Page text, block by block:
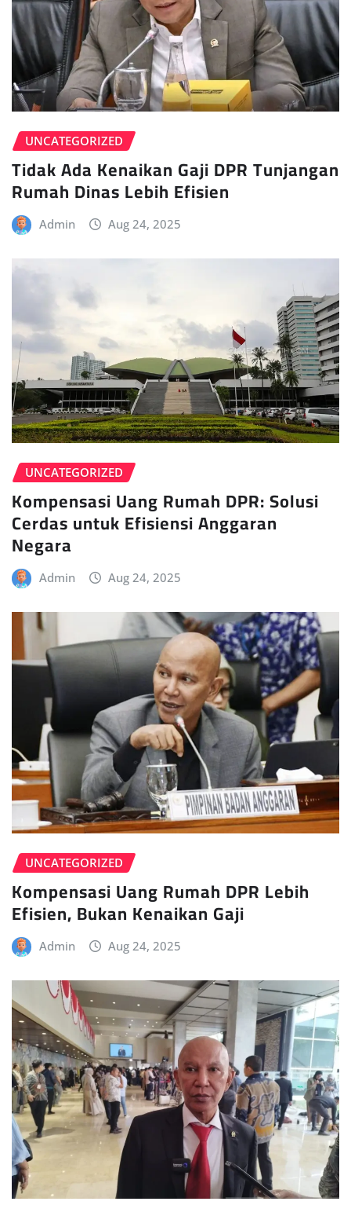
UNCATEGORIZED
Tidak Ada Kenaikan Gaji DPR Tunjangan
Rumah Dinas Lebih Efisien
Admin Aug 24, 2025
UNCATEGORIZED
Kompensasi Uang Rumah DPR: Solusi
Cerdas untuk Efisiensi Anggaran
Negara
Admin Aug 24, 2025
UNCATEGORIZED
Kompensasi Uang Rumah DPR Lebih
Efisien, Bukan Kenaikan Gaji
Admin Aug 24, 2025